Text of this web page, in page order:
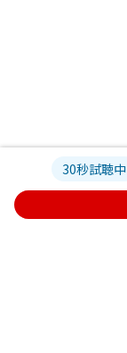
30秒試聴中